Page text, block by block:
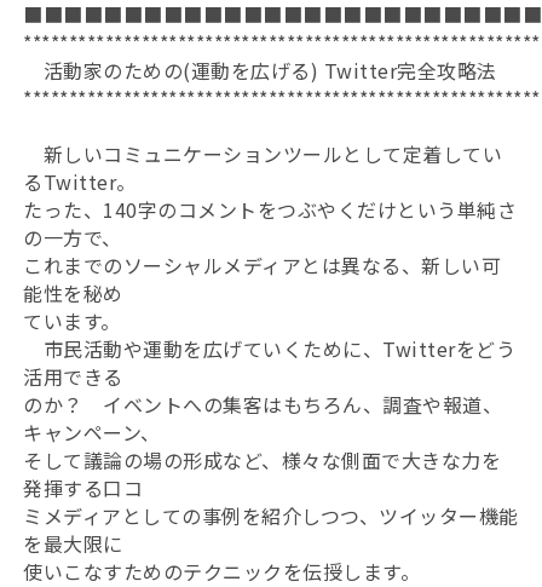
活動家のための(運動を広げる) Twitter完全攻略法
新しいコミュニケーションツールとして定着してい
るTwitter。
たった、140字のコメントをつぶやくだけという単純さ
の一方で、
これまでのソーシャルメディアとは異なる、新しい可
能性を秘め
ています。
市民活動や運動を広げていくために、Twitterをどう
活用できる
のか？ イベントへの集客はもちろん、調査や報道、
キャンペーン、
そして議論の場の形成など、様々な側面で大きな力を
発揮する口コ
ミメディアとしての事例を紹介しつつ、ツイッター機能
を最大限に
使いこなすためのテクニックを伝授します。